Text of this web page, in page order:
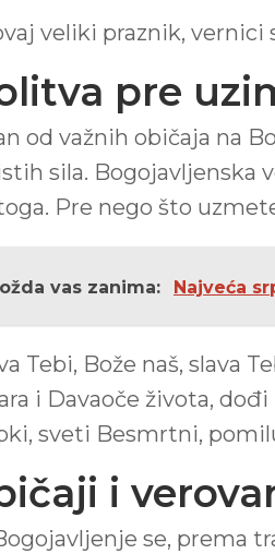
veliki praznik, vernici
pre
od važnih običaja na
sila. Bogojavljenska
Pre nego što
vas zanima: Najveća
Tebi, Bože naš, slava
i Davaoče života,
sveti Besmrtni,
i
se, prema